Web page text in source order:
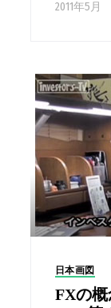
2011年5月
日本画図
FXの